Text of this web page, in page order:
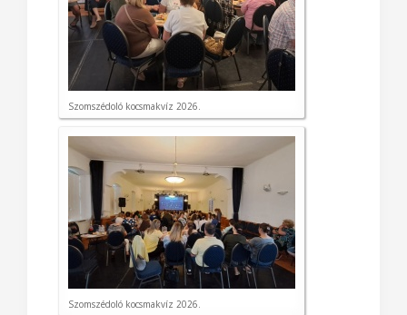
Szomszédoló kocsmakvíz 2026.
Szomszédoló kocsmakvíz 2026.